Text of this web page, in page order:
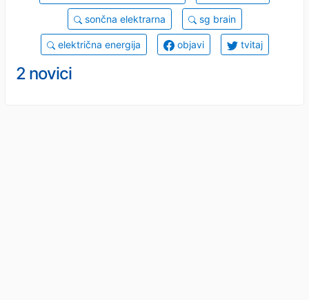
sončna elektrarna sg brain
električna energija objavi tvitaj
2 novici